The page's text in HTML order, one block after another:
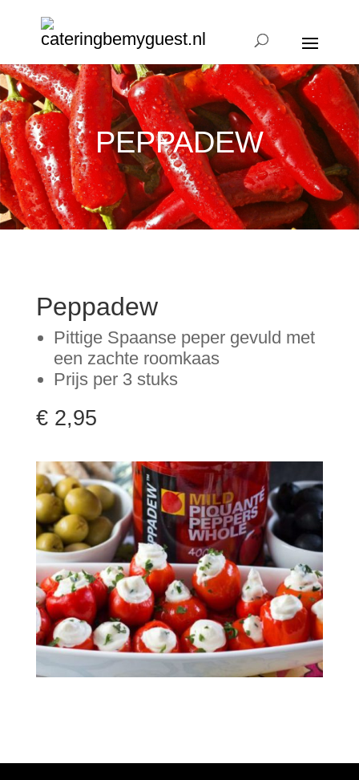
PEPPADEW
Peppadew
Pittige Spaanse peper gevuld met
een zachte roomkaas
Prijs per 3 stuks
€ 2,95